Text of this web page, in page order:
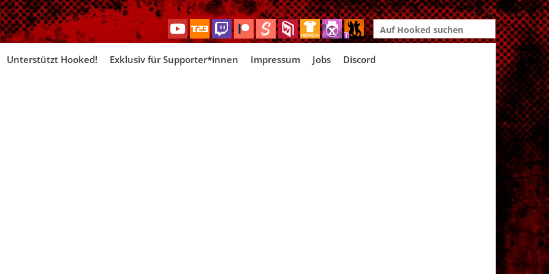
Search
for:
Skip
Unterstützt Hooked! Exklusiv für Supporter*innen Impressum Jobs Discord